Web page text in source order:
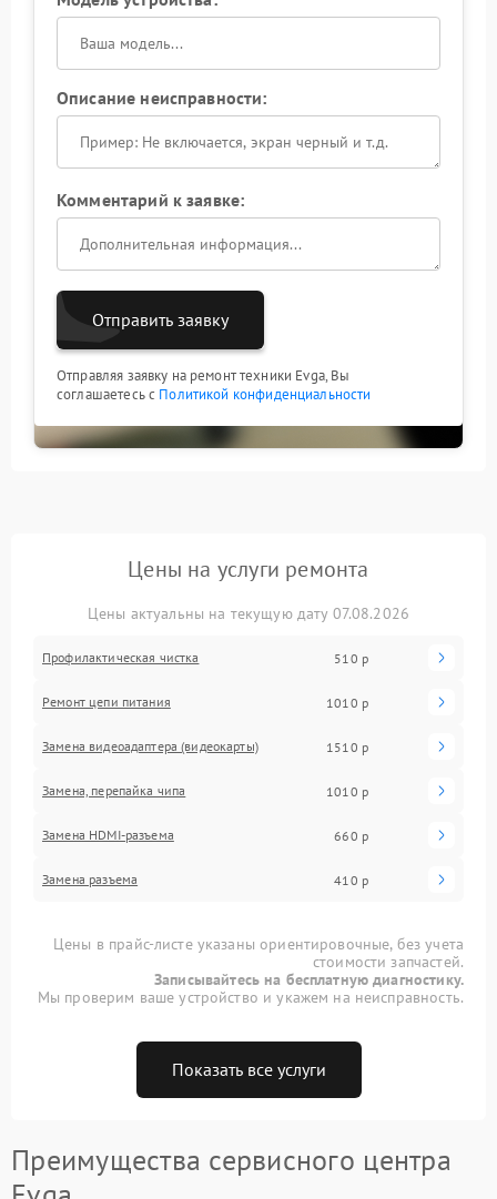
Описание неисправности:
Комментарий к заявке:
Отправить заявку
Отправляя заявку на ремонт техники Evga, Вы
соглашаетесь с Политикой конфиденциальности
Цены на услуги ремонта
Цены актуальны на текущую дату 07.08.2026
Профилактическая чистка 510 р
Ремонт цепи питания 1010 р
Замена видеоадаптера (видеокарты) 1510 р
Замена, перепайка чипа 1010 р
Замена HDMI-разъема 660 р
Замена разъема 410 р
Цены в прайс-листе указаны ориентировочные, без учета
стоимости запчастей.
Записывайтесь на бесплатную диагностику.
Мы проверим ваше устройство и укажем на неисправность.
Показать все услуги
Преимущества сервисного центра